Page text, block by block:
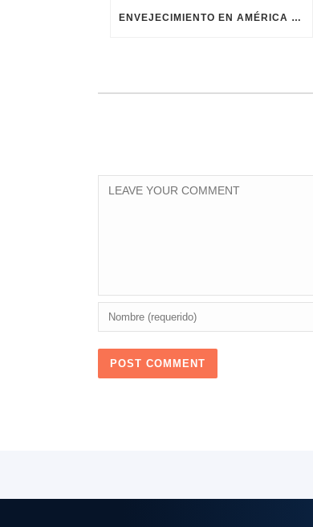
ENVEJECIMIENTO EN AMÉRICA LATINA Y EL CARIBE